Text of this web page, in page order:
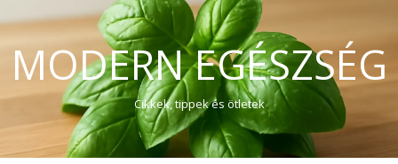
MODERN EGÉSZSÉG
Cikkek, tippek és ötletek